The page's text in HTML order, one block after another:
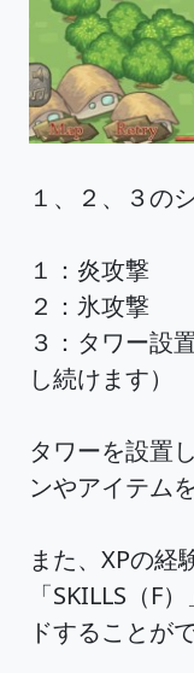
１、２、３の
１：炎攻撃
２：氷攻撃
３：タワー設
し続けます）
タワーを設置
ンやアイテム
また、XPの経
「SKILLS（F
ドすることが